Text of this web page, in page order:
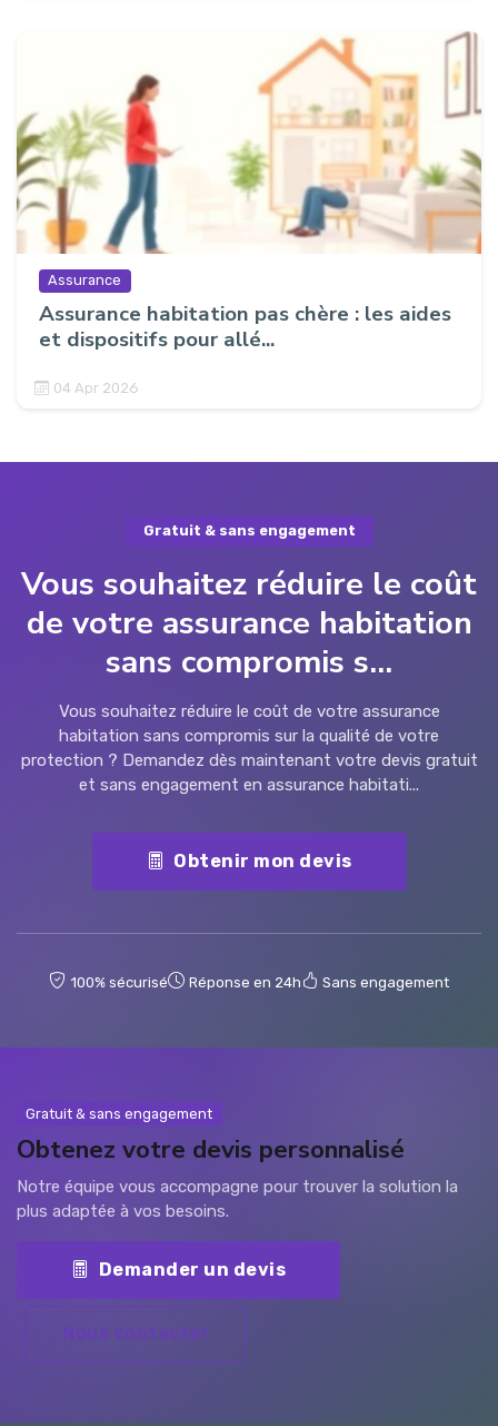
Assurance
Assurance habitation pas chère : les aides
et dispositifs pour allé...
04 Apr 2026
Gratuit & sans engagement
Vous souhaitez réduire le coût
de votre assurance habitation
sans compromis s...
Vous souhaitez réduire le coût de votre assurance
habitation sans compromis sur la qualité de votre
protection ? Demandez dès maintenant votre devis gratuit
et sans engagement en assurance habitati...
Obtenir mon devis
100% sécurisé Réponse en 24h Sans engagement
Gratuit & sans engagement
Obtenez votre devis personnalisé
Notre équipe vous accompagne pour trouver la solution la
plus adaptée à vos besoins.
Demander un devis
Nous contacter